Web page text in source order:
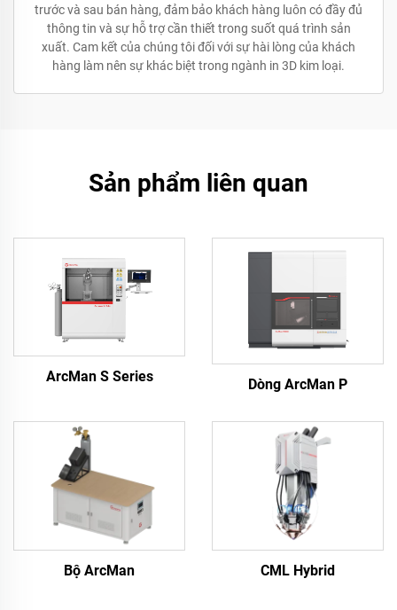
trước và sau bán hàng, đảm bảo khách hàng luôn có đầy đủ
thông tin và sự hỗ trợ cần thiết trong suốt quá trình sản
xuất. Cam kết của chúng tôi đối với sự hài lòng của khách
hàng làm nên sự khác biệt trong ngành in 3D kim loại.
Sản phẩm liên quan
ArcMan S Series Dòng ArcMan P
Bộ ArcMan CML Hybrid